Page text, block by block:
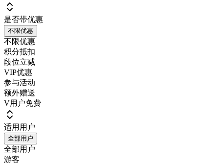
是否带优惠
不限优惠
不限优惠
积分抵扣
段位立减
VIP优惠
参与活动
额外赠送
V用户免费
适用用户
全部用户
全部用户
游客